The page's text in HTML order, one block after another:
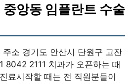
중앙동 임플란트 수술
주소 경기도 안산시 단원구 고잔
8042 2111 치과가 오픈하는 때
료시작할 때는 전 직원분들이